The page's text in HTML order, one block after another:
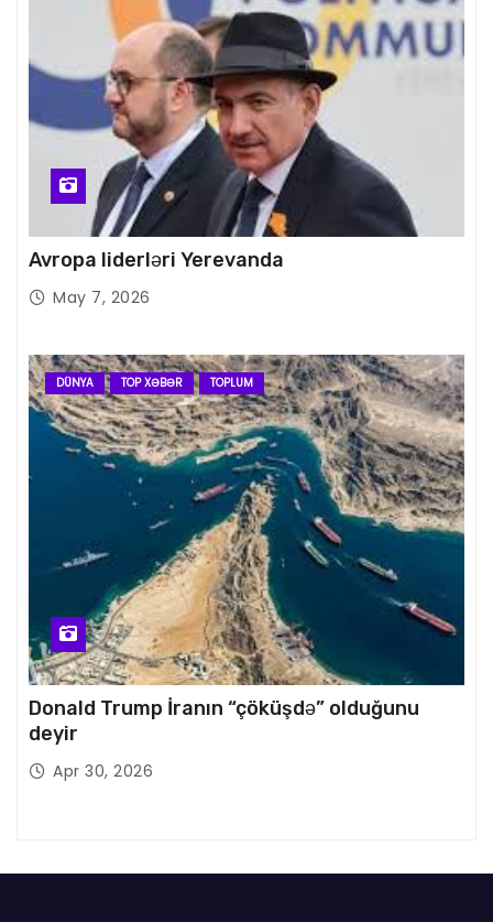
Avropa liderləri Yerevanda
May 7, 2026
DÜNYA TOP XƏBƏR TOPLUM
Donald Trump İranın “çöküşdə” olduğunu
deyir
Apr 30, 2026